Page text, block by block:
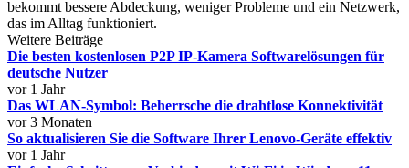
bekommt bessere Abdeckung, weniger Probleme und ein Netzwerk,
das im Alltag funktioniert.
Weitere Beiträge
Die besten kostenlosen P2P IP-Kamera Softwarelösungen für
deutsche Nutzer
vor 1 Jahr
Das WLAN-Symbol: Beherrsche die drahtlose Konnektivität
vor 3 Monaten
So aktualisieren Sie die Software Ihrer Lenovo-Geräte effektiv
vor 1 Jahr